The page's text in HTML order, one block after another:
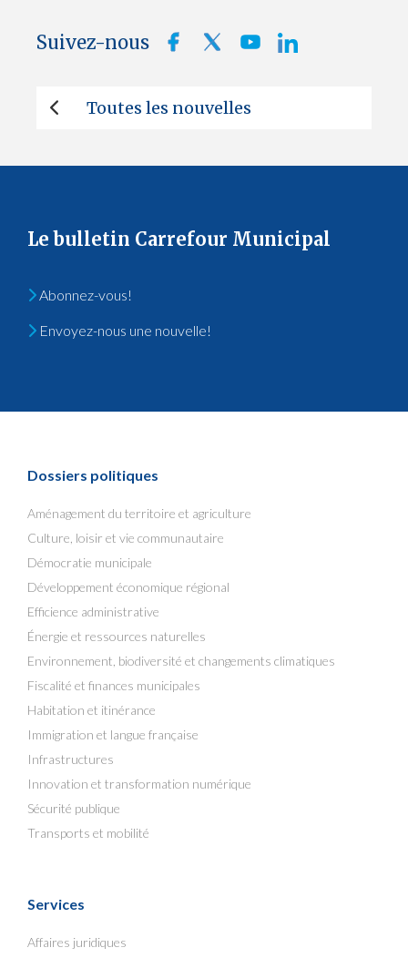
Suivez-nous
Toutes les nouvelles
Le bulletin Carrefour Municipal
Abonnez-vous!
Envoyez-nous une nouvelle!
Dossiers politiques
Aménagement du territoire et agriculture
Culture, loisir et vie communautaire
Démocratie municipale
Développement économique régional
Efficience administrative
Énergie et ressources naturelles
Environnement, biodiversité et changements climatiques
Fiscalité et finances municipales
Habitation et itinérance
Immigration et langue française
Infrastructures
Innovation et transformation numérique
Sécurité publique
Transports et mobilité
Services
Affaires juridiques